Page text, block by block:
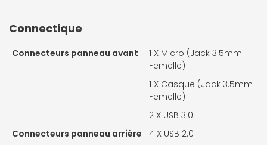
Connectique
Connecteurs panneau avant 1 X Micro (Jack 3.5mm
Femelle)
1 X Casque (Jack 3.5mm
Femelle)
2 X USB 3.0
Connecteurs panneau arrière
4 X USB 2.0